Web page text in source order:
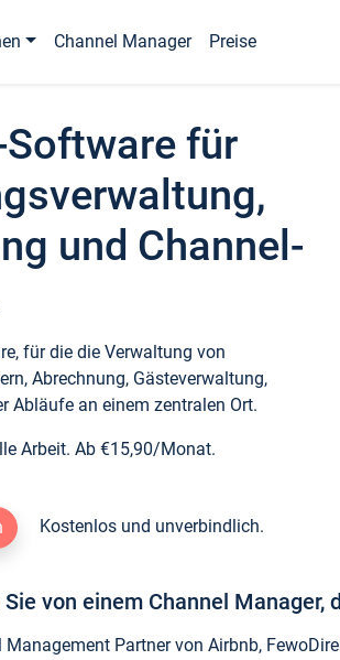
Channel Manager Preise
für
und Channel-
für die die Verwaltung von
Abrechnung, Gästeverwaltung,
Abläufe an einem zentralen Ort.
Arbeit. Ab €15,90/Monat.
Kostenlos und unverbindlich.
von einem Channel
Management Partner von Airbnb,